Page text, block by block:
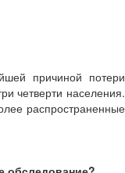
причиной потери
четверти населения.
распространенные